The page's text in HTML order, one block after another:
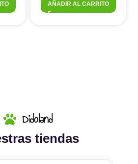
AÑADIR AL CARRITO
Didoland
tiendas